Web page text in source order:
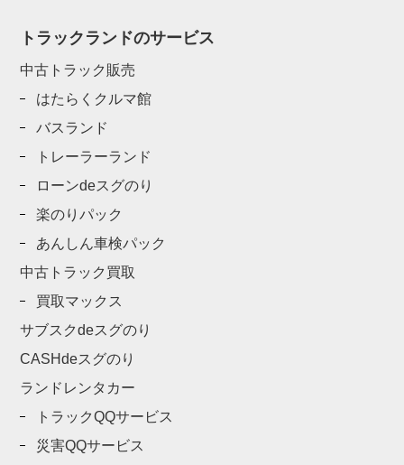
トラックランドのサービス
中古トラック販売
はたらくクルマ館
バスランド
トレーラーランド
ローンdeスグのり
楽のりパック
あんしん車検パック
中古トラック買取
買取マックス
サブスクdeスグのり
CASHdeスグのり
ランドレンタカー
トラックQQサービス
災害QQサービス